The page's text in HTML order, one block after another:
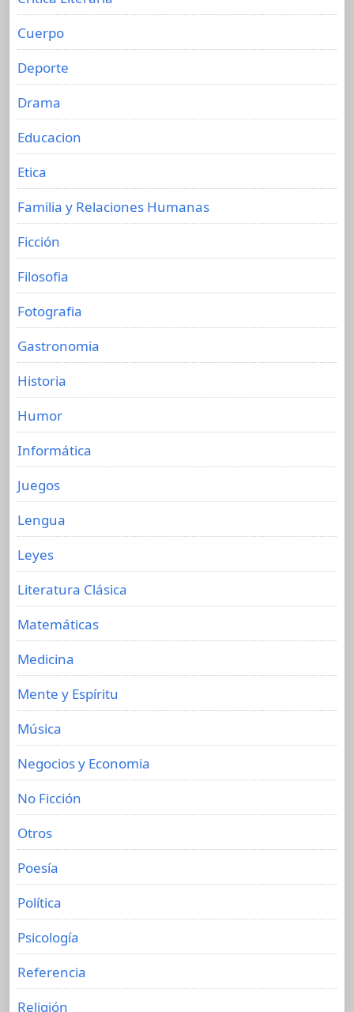
Cuerpo
Deporte
Drama
Educacion
Etica
Familia y Relaciones Humanas
Ficción
Filosofia
Fotografia
Gastronomia
Historia
Humor
Informática
Juegos
Lengua
Leyes
Literatura Clásica
Matemáticas
Medicina
Mente y Espíritu
Música
Negocios y Economia
No Ficción
Otros
Poesía
Política
Psicología
Referencia
Religión